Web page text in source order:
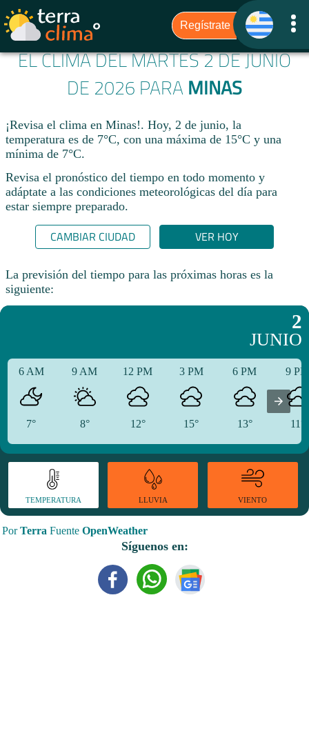
EL CLIMA DEL MARTES 2 DE JUNIO
DE 2026 PARA MINAS
¡Revisa el clima en Minas!. Hoy, 2 de junio, la
temperatura es de 7°C, con una máxima de 15°C y una
mínima de 7°C.​
Revisa el pronóstico del tiempo en todo momento y
adáptate a las condiciones meteorológicas del día para
estar siempre preparado.​
CAMBIAR CIUDAD VER HOY
La previsión del tiempo para las próximas horas es la
siguiente:
2
JUNIO
6 AM
7°
9 AM
8°
12 PM
12°
3 PM
15°
6 PM
13°
9
11°
TEMPERATURA LLUVIA VIENTO
PorTerra Fuente OpenWeather
Síguenos en: